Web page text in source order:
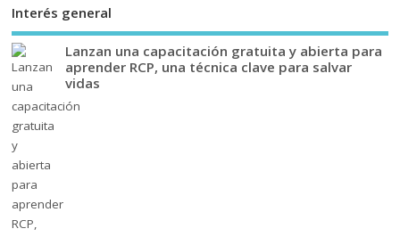
Interés general
Lanzan una capacitación gratuita y abierta para
aprender RCP, una técnica clave para salvar
vidas